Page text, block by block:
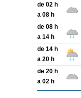
de 02 h
a 08 h
de 08 h
a 14 h
de 14 h
a 20 h
de 20 h
a 02 h